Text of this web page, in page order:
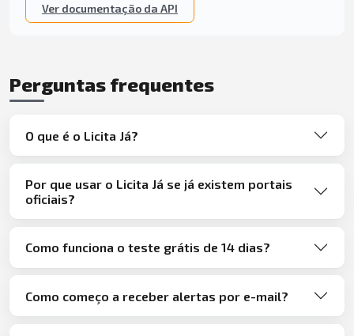
Ver documentação da API
Perguntas frequentes
O que é o Licita Já?
Por que usar o Licita Já se já existem portais
oficiais?
Como funciona o teste grátis de 14 dias?
Como começo a receber alertas por e-mail?